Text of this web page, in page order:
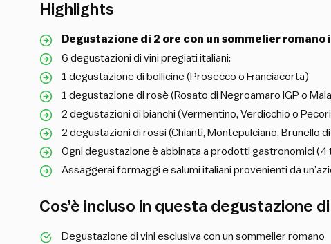
Highlights
Degustazione di 2 ore con un sommelier
6 degustazioni di vini pregiati italiani:
1 degustazione di bollicine (Prosecco o Franciacorta)
1 degustazione di rosè (Rosato di Negroamaro IGP o
2 degustazioni di bianchi (Vermentino, Verdicchio o
2 degustazioni di rossi (Chianti, Montepulciano, Brunello
Ogni degustazione è abbinata a prodotti gastronomici (4
Assaggerai formaggi e salumi italiani provenienti da
Cos’è incluso in questa degustazione
Degustazione di vini esclusiva con un sommelier romano